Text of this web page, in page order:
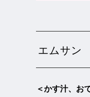
エムサン
＜かす汁、お